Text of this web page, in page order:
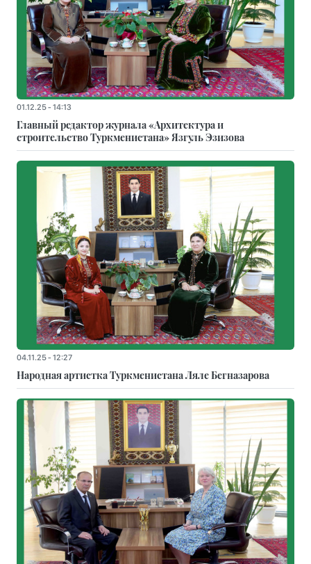
01.12.25 - 14:13
Главный редактор журнала «Архитектура и
строительство Туркменистана» Язгуль Эзизова
04.11.25 - 12:27
Народная артистка Туркменистана Ляле Бегназарова